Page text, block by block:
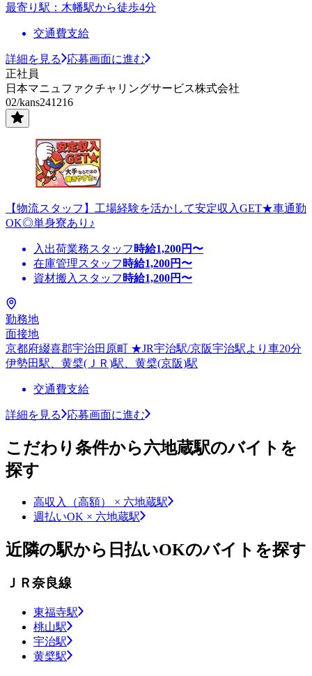
最寄り駅：木幡駅から徒歩4分
交通費支給
詳細を見る
応募画面に進む
正社員
日本マニュファクチャリングサービス株式会社
02/kans241216
【物流スタッフ】工場経験を活かして安定収入GET★車通勤
OK◎単身寮あり♪
入出荷業務スタッフ 時給1,200円〜
在庫管理スタッフ 時給1,200円〜
資材搬入スタッフ 時給1,200円〜
勤務地
面接地
京都府綴喜郡宇治田原町 ★JR宇治駅/京阪宇治駅より車20分
伊勢田駅、黄檗(ＪＲ)駅、黄檗(京阪)駅
交通費支給
詳細を見る 応募画面に進む
こだわり条件から六地蔵駅のバイトを
探す
高収入（高額） × 六地蔵駅
週払いOK × 六地蔵駅
近隣の駅から日払いOKのバイトを探す
ＪＲ奈良線
東福寺駅
桃山駅
宇治駅
黄檗駅